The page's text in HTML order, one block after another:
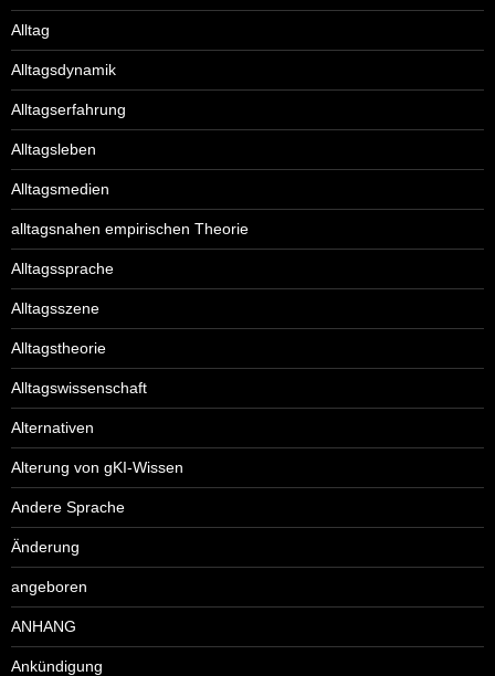
Alltag
Alltagsdynamik
Alltagserfahrung
Alltagsleben
Alltagsmedien
alltagsnahen empirischen Theorie
Alltagssprache
Alltagsszene
Alltagstheorie
Alltagswissenschaft
Alternativen
Alterung von gKI-Wissen
Andere Sprache
Änderung
angeboren
ANHANG
Ankündigung